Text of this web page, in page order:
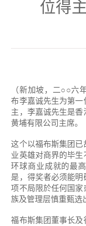
位得
（新加坡，二○○六
布李嘉诚先生为第
主，李嘉诚先生是
黄埔有限公司主席。
这个以福布斯集团
业英雄对商界的毕
环球商业成就的最
是，得奖者必须能
项不局限於任何国
族及管理层慎重甄选
福布斯集团董事长